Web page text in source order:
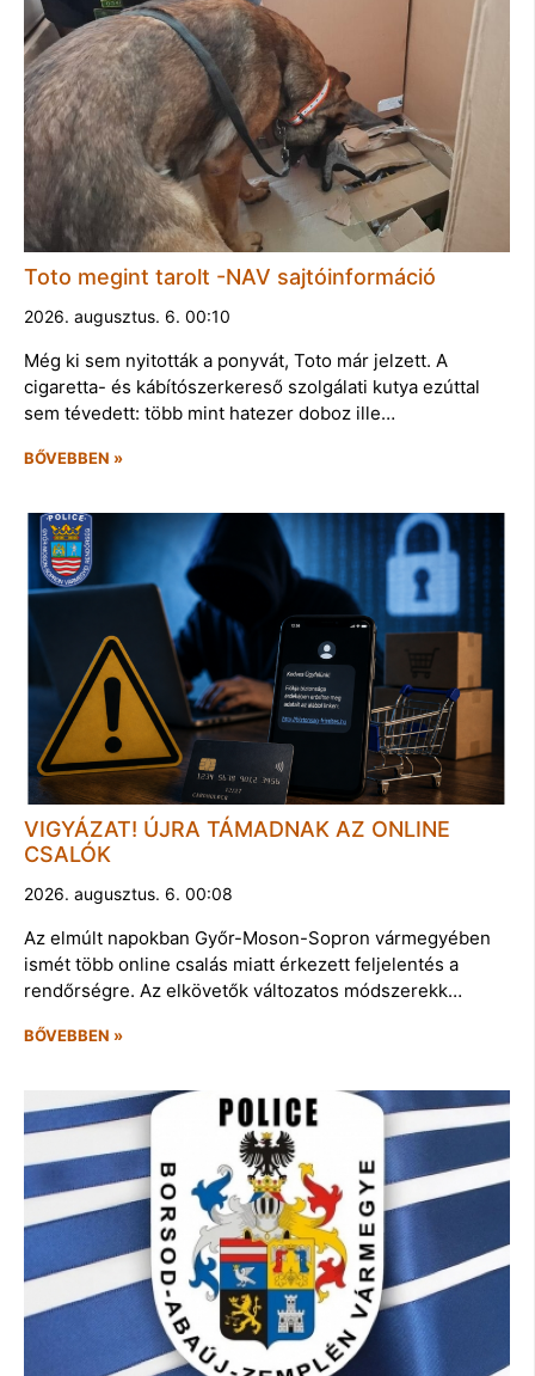
Toto megint tarolt -NAV sajtóinformáció
2026. augusztus. 6. 00:10
Még ki sem nyitották a ponyvát, Toto már jelzett. A
cigaretta- és kábítószerkereső szolgálati kutya ezúttal
sem tévedett: több mint hatezer doboz ille…
BŐVEBBEN »
VIGYÁZAT! ÚJRA TÁMADNAK AZ ONLINE
CSALÓK
2026. augusztus. 6. 00:08
Az elmúlt napokban Győr-Moson-Sopron vármegyében
ismét több online csalás miatt érkezett feljelentés a
rendőrségre. Az elkövetők változatos módszerekk…
BŐVEBBEN »